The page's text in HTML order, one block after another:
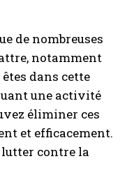
de nombreuses
notamment
êtes dans cette
une activité
éliminer ces
et efficacement.
contre la